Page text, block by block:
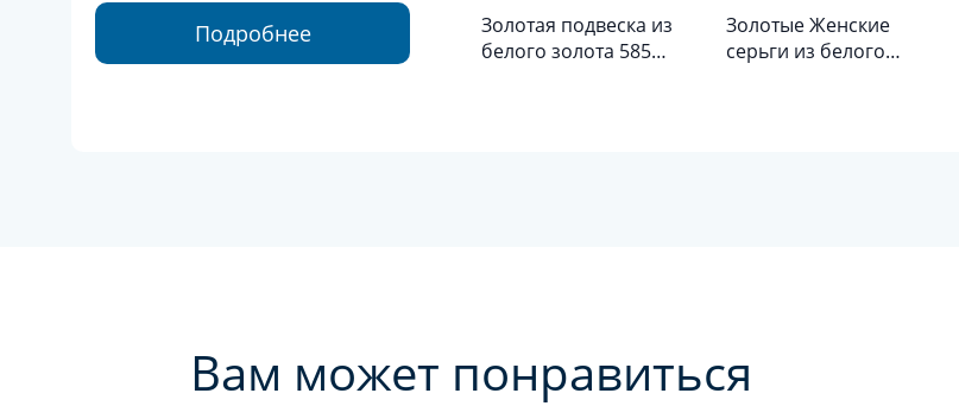
Подробнее
Золотая подвеска из
белого золота 585
Золотые Женские
серьги из белого
Вам может понравиться